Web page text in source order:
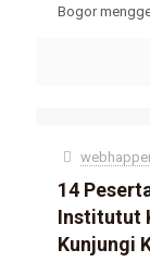
Bogor
14
Institutut
Kunjungi